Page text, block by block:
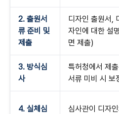
2. 출원서
류 준비 및
제출
디자인 출원서,
자인에 대한 설
면 제출)
3. 방식심
사
특허청에서 제
서류 미비 시 보
4. 실체심
심사관이 디자